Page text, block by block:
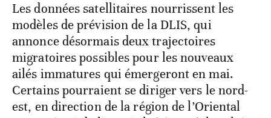
Les données satellitaires nourrissent les
modèles de prévision de la DLIS, qui
annonce désormais deux trajectoires
migratoires possibles pour les nouveaux
ailés immatures qui émergeront en mai.
Certains pourraient se diriger vers le nord-
est, en direction de la région de l’Oriental